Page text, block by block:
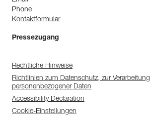
Phone
Kontaktformular
Pressezugang
Rechtliche Hinweise
Richtlinien zum Datenschutz, zur Verarbeitung
personenbezogener Daten
Accessibility Declaration
Cookie-Einstellungen